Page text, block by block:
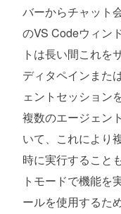
バーからチャット
のVS Codeウィン
トは長い間これを
ディタペインまた
ェントセッション
複数のエージェン
いて、これにより
時に実行すること
トモードで機能を
ールを使用するた